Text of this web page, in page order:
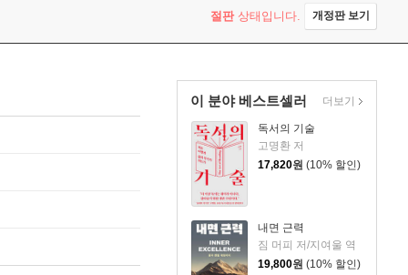
절판상태입니다. 개정판 보기
이 분야 베스트셀러
독서의 기술
고명환 저
17,820원 (10% 할인)
내면 근력
짐 머피 저/지여울 역
19,800원 (10% 할인)
더보기